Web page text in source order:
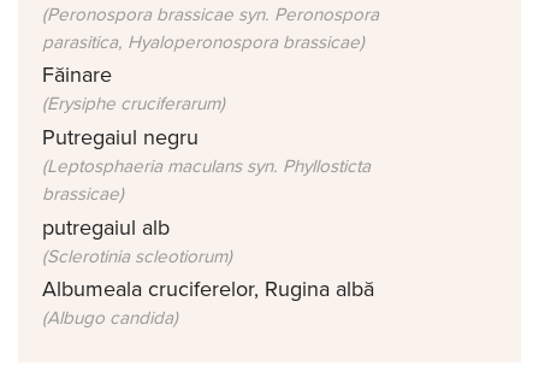
(Peronospora brassicae syn. Peronospora
parasitica, Hyaloperonospora brassicae)
Făinare
(Erysiphe cruciferarum)
Putregaiul negru
(Leptosphaeria maculans syn. Phyllosticta
brassicae)
putregaiul alb
(Sclerotinia scleotiorum)
Albumeala cruciferelor, Rugina albă
(Albugo candida)